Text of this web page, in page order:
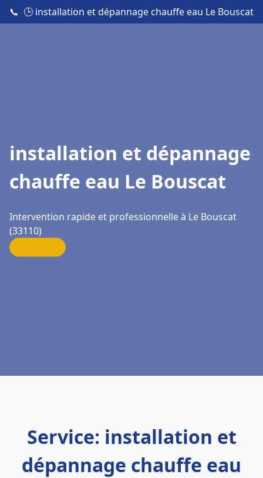
📞 🕒 installation et dépannage chauffe eau Le Bouscat
installation et dépannage
chauffe eau Le Bouscat
Intervention rapide et professionnelle à Le Bouscat
(33110)
Service: installation et
dépannage chauffe eau